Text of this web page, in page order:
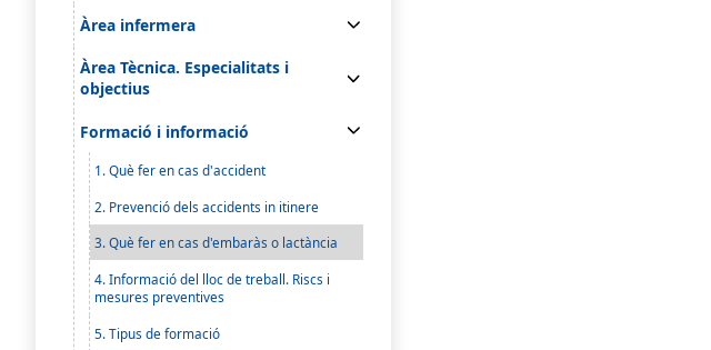
Àrea infermera
Àrea Tècnica. Especialitats i
objectius
Formació i informació
1. Què fer en cas d'accident
2. Prevenció dels accidents in itinere
3. Què fer en cas d'embaràs o lactància
4. Informació del lloc de treball. Riscs i
mesures preventives
5. Tipus de formació